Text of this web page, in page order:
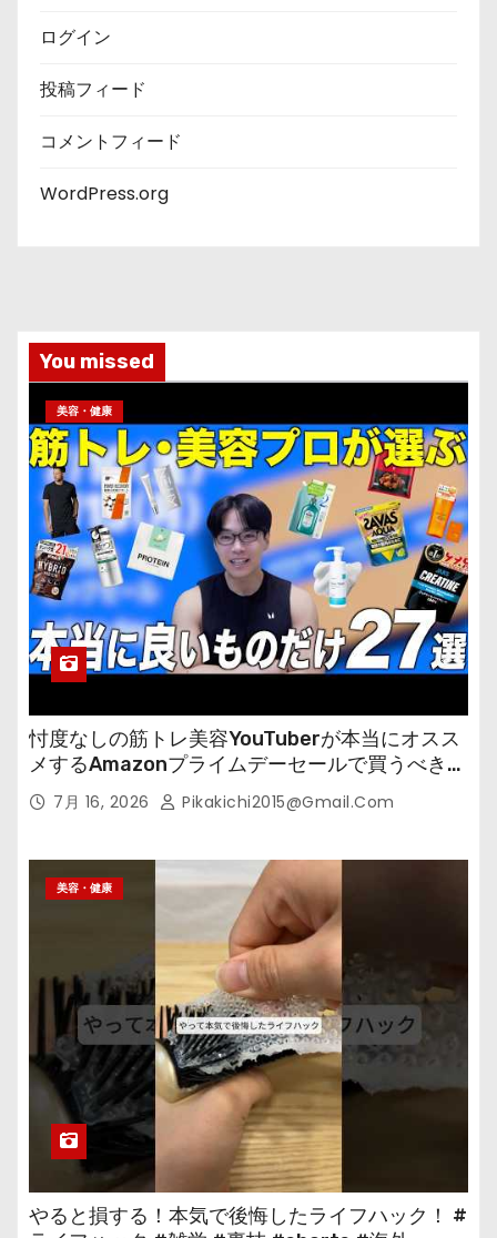
ログイン
投稿フィード
コメントフィード
WordPress.org
You missed
美容・健康
忖度なしの筋トレ美容YouTuberが本当にオスス
メするAmazonプライムデーセールで買うべきも
の 7月 16, 2026 Pikakichi2015@gmail.com
美容・健康
やると損する！本気で後悔したライフハック！ #